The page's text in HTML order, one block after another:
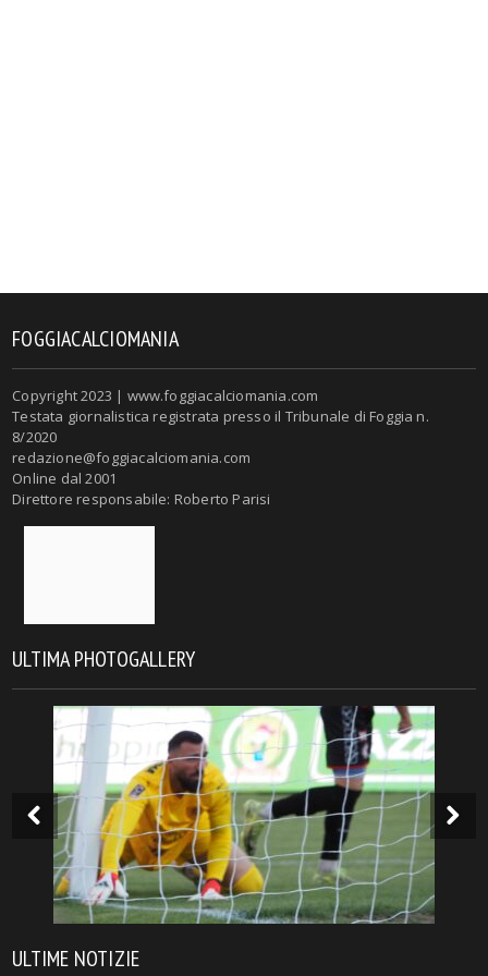
FOGGIACALCIOMANIA
Copyright 2023 | www.foggiacalciomania.com
Testata giornalistica registrata presso il Tribunale di Foggia n.
8/2020
redazione@foggiacalciomania.com
Online dal 2001
Direttore responsabile: Roberto Parisi
ULTIMA PHOTOGALLERY
ULTIME NOTIZIE